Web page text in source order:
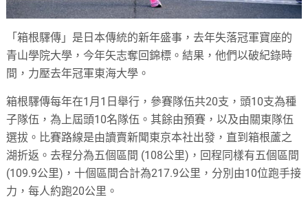
「箱根驛傳」是日本傳統的新年盛事，去年失落冠軍寶座的
青山學院大學，今年矢志奪回錦標。結果，他們以破紀錄時
間，力壓去年冠軍東海大學。
箱根驛傳每年在1月1日舉行，參賽隊伍共20支，頭10支為種
子隊伍，為上屆頭10名隊伍。其餘由預賽，以及由關東隊伍
選拔。比賽路線是由讀賣新聞東京本社出發，直到箱根蘆之
湖折返。去程分為五個區間 (108公里)，回程同樣有五個區間
(109.9公里)，十個區間合計為217.9公里，分別由10位跑手接
力，每人約跑20公里。